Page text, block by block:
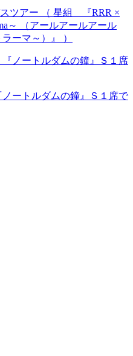
ツアー （ 星組 『RRR ×
～ （アールアールアール
ーマ～）』 ）
ートルダムの鐘』Ｓ１席で